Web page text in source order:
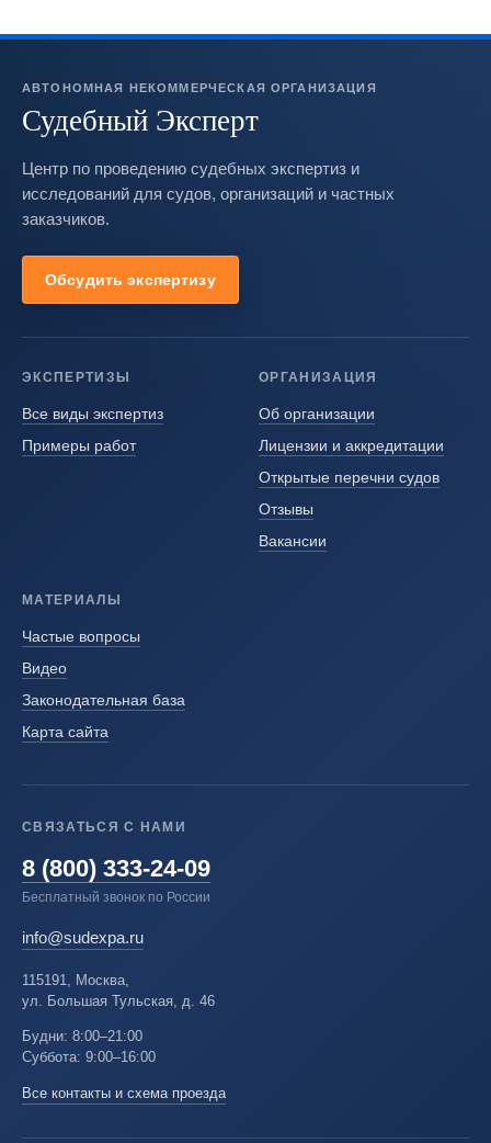
АВТОНОМНАЯ НЕКОММЕРЧЕСКАЯ ОРГАНИЗАЦИЯ
Судебный Эксперт
Центр по проведению судебных экспертиз и
исследований для судов, организаций и частных
заказчиков.
Обсудить экспертизу
ЭКСПЕРТИЗЫ
Все виды экспертиз
Примеры работ
ОРГАНИЗАЦИЯ
Об организации
Лицензии и аккредитации
Открытые перечни судов
Отзывы
Вакансии
МАТЕРИАЛЫ
Частые вопросы
Видео
Законодательная база
Карта сайта
СВЯЗАТЬСЯ С НАМИ
8 (800) 333-24-09
Бесплатный звонок по России
info@sudexpa.ru
115191, Москва,
ул. Большая Тульская, д. 46
Будни: 8:00–21:00
Суббота: 9:00–16:00
Все контакты и схема проезда